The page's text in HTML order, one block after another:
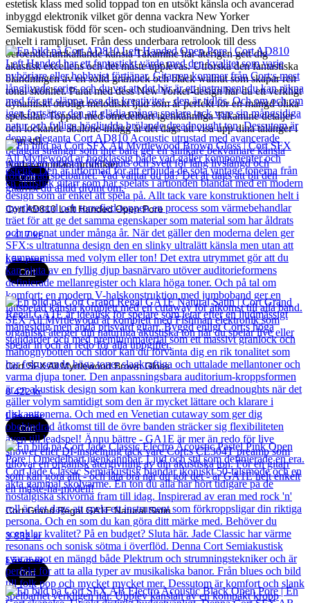
estetisk klass med solid toppad ton en utsökt känsla och avancerad
inbyggd elektronik vilket gör denna vackra New Yorker
Semiakustisk född för scen- och studioanvändning. Den trivs helt
enkelt i rampljuset. Från dess underbara retrolook till dess
beroendeframkallande känsla Takamine har återigen gett dig
akustisk excellens och det måste upplevas. Utforska den fantastiska
blandningen av en solid granlock och black walnut som skapar ren
tonal skönhet. Parat med dess New Yorker-design har du ett verkligt
dynamiskt otroligt melodiskt ljud som är perfekt för en mängd olika
spelstilar. Toppad med omedelbart igenkännliga Takamine detaljer
och lockande abalone-inlägg är det dags att visa upp dina talanger i
sann stil.
Andra populära produkter
Cort
Cort AD810 Left Handed Open Pore
2 417kr
Läs mer
Cort
Cort SFX All Myrtlewood Brown Gloss
8 422kr
Läs mer
Cort
Cort Grand Regal GA1E Natural Satin
3 832kr
Läs mer
Cort